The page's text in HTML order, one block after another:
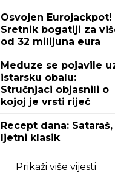
Osvojen Eurojackpot!
Sretnik bogatiji za
od 32 milijuna eura
Meduze se pojavile
istarsku obalu:
Stručnjaci objasnili o
kojoj je vrsti riječ
Recept dana: Sataraš,
ljetni klasik
Prikaži više vijesti